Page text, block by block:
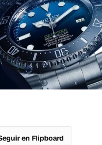
en Flipboard